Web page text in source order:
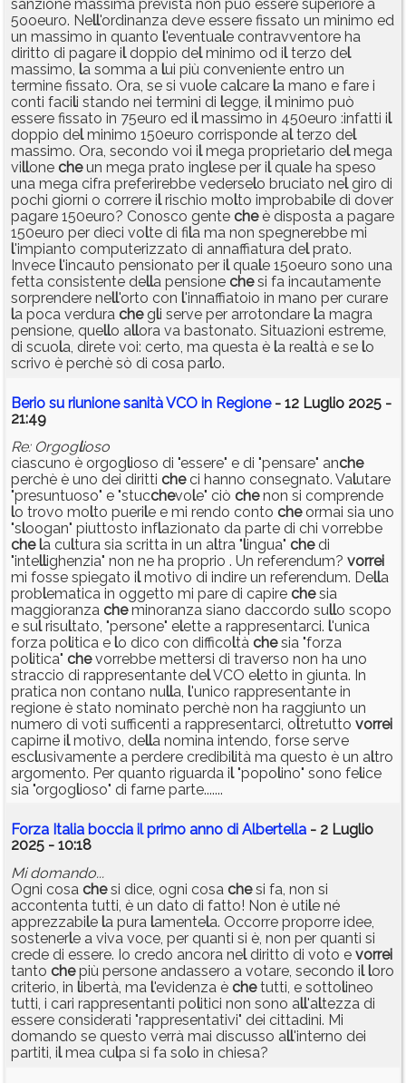
sanzione massima prevista non può essere superiore a
5ooeuro. Nell'ordinanza deve essere fissato un minimo ed
un massimo in quanto l'eventuale contravventore ha
diritto di pagare ildoppio delminimo od ilterzo del
massimo, la somma a lui più conveniente entro un
termine fissato. Ora, se si vuole calcare la mano e fare i
conti facili stando nei termini di legge, ilminimo può
essere fissato in 75euro ed ilmassimo in 450euro :infatti il
doppio delminimo 150euro corrisponde alterzo del
massimo. Ora, secondo voi ilmega proprietario delmega
villone cheun mega prato inglese per ilquale ha speso
una mega cifra preferirebbe vederselo bruciato nelgiro di
pochi giorni o correre ilrischio molto improbabile di dover
pagare 150euro? Conosco gente cheè disposta a pagare
150euro per dieci volte di fila ma non spegnerebbe mi
l'impianto computerizzato di annaffiatura delprato.
Invece l'incauto pensionato per ilquale 15oeuro sono una
fetta consistente della pensione chesi fa incautamente
sorprendere nell'orto con l'innaffiatoio in mano per curare
la poca verdura chegli serve per arrotondare la magra
pensione, quello allora va bastonato. Situazioni estreme,
di scuola, direte voi: certo, ma questa è la realtà e se lo
scrivo è perchè sò di cosa parlo.
Berio su riunione sanità VCO in Regione- 12 Luglio 2025 -
21:49
Re: Orgoglioso
ciascuno è orgoglioso di "essere" e di "pensare" anche
perchè è uno dei diritti checi hanno consegnato. Valutare
"presuntuoso" e "stucchevole" ciò chenon si comprende
lo trovo molto puerile e mi rendo conto cheormai sia uno
"sloogan" piuttosto inflazionato da parte di chi vorrebbe
che la cultura sia scritta in un altra "lingua" chedi
"intellighenzia" non ne ha proprio . Un referendum? vorrei
mi fosse spiegato ilmotivo di indire un referendum. Della
problematica in oggetto mi pare di capire chesia
maggioranza cheminoranza siano daccordo sullo scopo
e sulrisultato, "persone" elette a rappresentarci. l'unica
forza politica e lo dico con difficoltà chesia "forza
politica" chevorrebbe mettersi di traverso non ha uno
straccio di rappresentante delVCO eletto in giunta. In
pratica non contano nulla, l'unico rappresentante in
regione è stato nominato perchè non ha raggiunto un
numero di voti sufficenti a rappresentarci, oltretutto vorrei
capirne ilmotivo, della nomina intendo, forse serve
esclusivamente a perdere credibilità ma questo è un altro
argomento. Per quanto riguarda il"popolino" sono felice
sia "orgoglioso" di farne parte.......
Forza Italia boccia il primo anno di Albertella - 2 Luglio
2025 - 10:18
Mi domando...
Ogni cosa chesi dice, ogni cosa chesi fa, non si
accontenta tutti, è un dato di fatto! Non è utile né
apprezzabile la pura lamentela. Occorre proporre idee,
sostenerle a viva voce, per quanti si è, non per quanti si
crede di essere. Io credo ancora neldiritto di voto e vorrei
tanto chepiù persone andassero a votare, secondo il loro
criterio, in libertà, ma l'evidenza è chetutti, e sottolineo
tutti, i cari rappresentanti politici non sono all'altezza di
essere considerati "rappresentativi" dei cittadini. Mi
domando se questo verrà mai discusso all'interno dei
partiti, ilmea culpa si fa solo in chiesa?